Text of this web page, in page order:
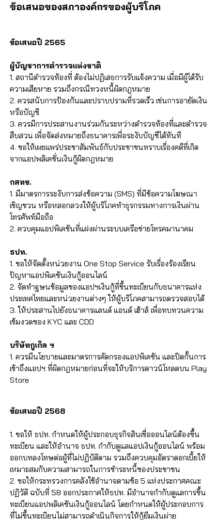
ข้อเสนอของสภาองค์กรของผู้บริโภค
ข้อเสนอปี 2565
ผู้บัญชาการตำรวจแห่งชาติ
1. สถานีตำรวจท้องที่ ต้องไม่ปฏิเสธการรับแจ้งความ เมื่อมีผู้ได้รับ
ความเสียหาย รวมถึงกรณีทวงหนี้ผิดกฎหมาย
2. ควรสนับการป้องกันและปราบปรามที่รวดเร็ว เช่นการอายัดเงิน
หรือบัญชี
3. ควรมีการประสานงานร่วมกันระหว่างตำรวจท้องที่และตำรวจ
สืบสวน เพื่อจัดส่งหมายถึงธนาคารเพื่อระงับบัญชีได้ทันที
4. ขอให้เผยแพร่ประชาสัมพันธ์กับประชาชนทราบเรื่องคดีที่เกิด
จากแอปพลิเคชั่นเงินกู้ผิดกฎหมาย
กสทช.
1. มีมาตรการระงับการส่งข้อความ (SMS) ที่มีข้อความโฆษณา
เชิญชวน หรือหลอกลวงให้ผู้บริโภคทำธุรกรรมทางการเงินผ่าน
โทรศัพท์มือถือ
2. ควบคุมแอปพิเคชันที่แฝงผ่านระบบเครือข่ายโทรคมานาคม
ธปท.
1. ขอให้จัดตั้งหน่วยงาน One Stop Service รับเรื่องร้องเรียน
ปัญหาแอปพิเคชันเงินกู้ออนไลน์
2. จัดทำฐษนข้อมูลของแอปฯเงินกู้ที่ขึ้นทะเบียนกับธนาคารแห่ง
ประเทศไทยและหน่วยงานต่างๆ ให้ผู้บริโภคสามารถตรวจสอบได้
3. ให้ประสานไปยังธนาคารแลนด์ แอนด์ เฮ้าส์ เพื่อทบทวนความ
เข้มงวดของ KYC และ CDD
บริษัทกูเกิล ฯ
1. ควรมีนโยบายและมาตรการคัดกรองแอปพิเคชัน และปิดกั้นการ
เข้าถึงแอปฯ ที่ผิดกฎหมายก่อนที่จะให้บริการดาวน์โหลดบน Play
Store
ข้อเสนอปี 2568
1. ขอให้ ธปท. กำหนดให้ผู้ประกอบธุรกิจสินเชื่อออนไลน์ต้องขึ้น
ทะเบียน และให้อำนาจ ธปท. กำกับดูแลแอปเงินกู้ออนไลน์ พร้อม
ออกบทลงโทษต่อผู้ที่ไม่ปฏิบัติตาม รวมถึงควบคุมอัตราดอกเบี้ยให้
เหมาะสมกับความสามารถในการชำระหนี้ของประชาชน
2. ขอให้กระทรวงการคลังใช้อำนาจตามข้อ 5 แห่งประกาศคณะ
ปฏิวัติ ฉบับที่ 58 ออกประกาศให้ธปท. มีอำนาจกำกับดูแลการขึ้น
ทะเบียนแอปพลิเคชันเงินกู้ออนไลน์ โดยกำหนดให้ผู้ประกอบการ
ที่ไม่ขึ้นทะเบียนไม่สามารถดำเนินกิจการให้กู้ยืมเงินผ่าย